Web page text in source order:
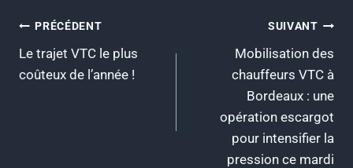
Navigation
de
PRÉCÉDENT
Le trajet VTC le plus
coûteux de l’année !
SUIVANT
Mobilisation des
chauffeurs VTC à
Bordeaux : une
opération escargot
pour intensifier la
pression ce mardi